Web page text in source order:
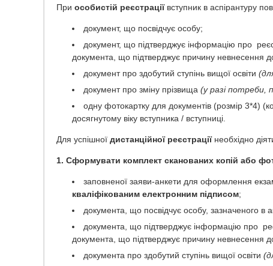
При особистій реєстраціївступник в аспірантуру
документ, що посвідчує особу;
документ, що підтверджує інформацію про
документа, що підтверджує причину невнесення
документ про здобутий ступінь вищої освіти
документ про зміну прізвища (у разі потреби,
одну фотокартку для документів (розмір 3*4)
досягнутому віку вступника / вступниці.
Для успішної дистанційної реєстраціїнеобхідно
1. Сформувати комплект сканованих копій або
заповненої заяви-анкети для оформлення
кваліфікованим електронним підписом;
документа, що посвідчує особу, зазначеного в
документа, що підтверджує інформацію про
документа, що підтверджує причину невнесення
документа про здобутий ступінь вищої освіти